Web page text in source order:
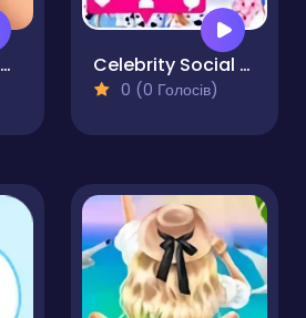
ASMR Nail Treatment Celebrity Social Media Adventure
0 (0 Голосів)